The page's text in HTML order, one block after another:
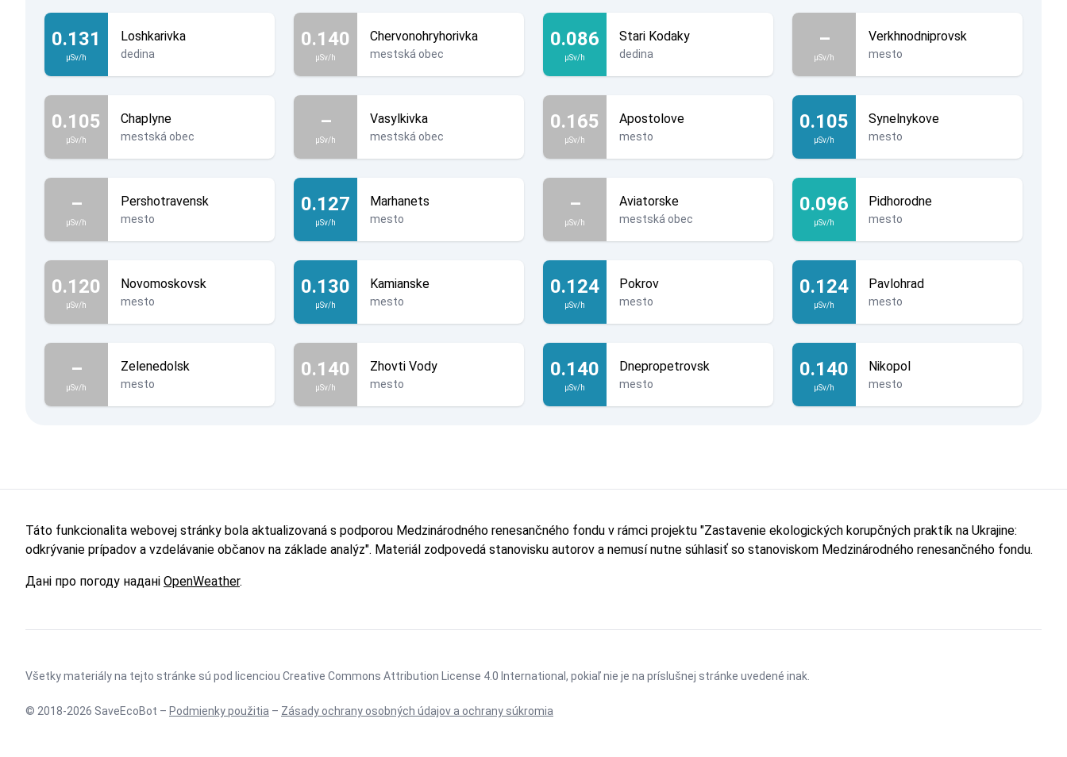
0.131
µSv/h
Loshkarivka
dedina
0.140
µSv/h
Chervonohryhorivka
mestská obec
0.086
µSv/h
Stari Kodaky
dedina
–
µSv/h
Verkhnodniprovsk
mesto
0.105
µSv/h
Chaplyne
mestská obec
–
µSv/h
Vasylkivka
mestská obec
0.165
µSv/h
Apostolove
mesto
0.105
µSv/h
Synelnykove
mesto
–
µSv/h
Pershotravensk
mesto
0.127
µSv/h
Marhanets
mesto
–
µSv/h
Aviatorske
mestská obec
0.096
µSv/h
Pidhorodne
mesto
0.120
µSv/h
Novomoskovsk
mesto
0.130
µSv/h
Kamianske
mesto
0.124
µSv/h
Pokrov
mesto
0.124
µSv/h
Pavlohrad
mesto
–
µSv/h
Zelenedolsk
mesto
0.140
µSv/h
Zhovti Vody
mesto
0.140
µSv/h
Dnepropetrovsk
mesto
0.140
µSv/h
Nikopol
mesto
Táto funkcionalita webovej stránky bola aktualizovaná s podporou Medzinárodného renesančného fondu v rámci projektu "Zastavenie ekologických korupčných praktík na Ukrajine:
odkrývanie prípadov a vzdelávanie občanov na základe analýz". Materiál zodpovedá stanovisku autorov a nemusí nutne súhlasiť so stanoviskom Medzinárodného renesančného fondu.
Дані про погоду надані OpenWeather.
Všetky materiály na tejto stránke sú pod licenciou Creative Commons Attribution License 4.0 International , pokiaľ nie je na príslušnej stránke uvedené inak.
© 2018-2026 SaveEcoBot – Podmienky použitia – Zásady ochrany osobných údajov a ochrany súkromia